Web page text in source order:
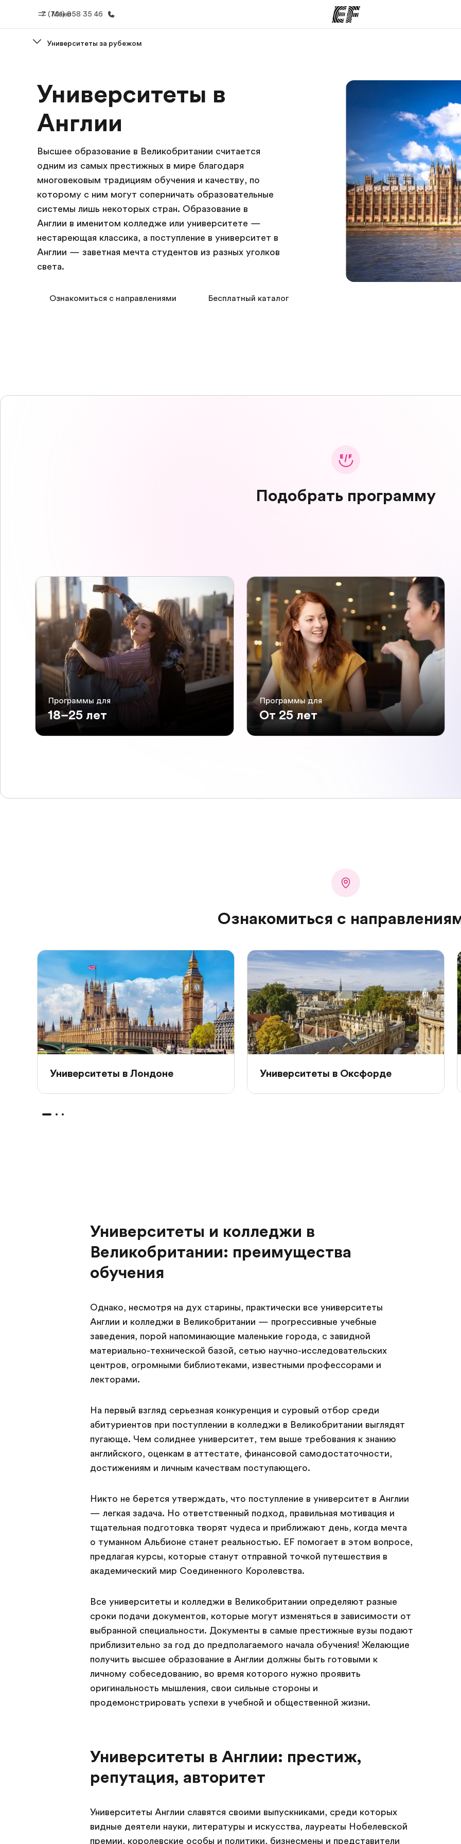
Меню
7 (701) 958 35 46
Добро пожаловать в EF
Все курсы и программы
EF
Найти ближайший офис
Университеты за рубежом
Университеты в
Англии
Высшее образование в Великобритании считается
одним из самых престижных в мире благодаря
многовековым традициям обучения и качеству, по
которому с ним могут соперничать образовательные
системы лишь некоторых стран. Образование в
Англии в именитом колледже или университете —
нестареющая классика, а поступление в университет в
Англии — заветная мечта студентов из разных уголков
света.
Ознакомиться с направлениями Бесплатный каталог
Подобрать программу
Программы для
18–25 лет
Программы для
От 25 лет
Ознакомиться с
Университеты в Лондоне Университеты в Оксфорде
Университеты и колледжи в
Великобритании: преимущества
обучения
Однако, несмотря на дух старины, практически все университеты
Англии и колледжи в Великобритании — прогрессивные учебные
заведения, порой напоминающие маленькие города, с завидной
материально-технической базой, сетью научно-исследовательских
центров, огромными библиотеками, известными профессорами и
лекторами.
На первый взгляд серьезная конкуренция и суровый отбор среди
абитуриентов при поступлении в колледжи в Великобритании выглядят
пугающе. Чем солиднее университет, тем выше требования к знанию
английского, оценкам в аттестате, финансовой самодостаточности,
достижениям и личным качествам поступающего.
Никто не берется утверждать, что поступление в университет в Англии
— легкая задача. Но ответственный подход, правильная мотивация и
тщательная подготовка творят чудеса и приближают день, когда мечта
о туманном Альбионе станет реальностью. EF помогает в этом вопросе,
предлагая курсы, которые станут отправной точкой путешествия в
академический мир Соединенного Королевства.
Все университеты и колледжи в Великобритании определяют разные
сроки подачи документов, которые могут изменяться в зависимости от
выбранной специальности. Документы в самые престижные вузы подают
приблизительно за год до предполагаемого начала обучения! Желающие
получить высшее образование в Англии должны быть готовыми к
личному собеседованию, во время которого нужно проявить
оригинальность мышления, свои сильные стороны и
продемонстрировать успехи в учебной и общественной жизни.
Университеты в Англии: престиж,
репутация, авторитет
Университеты Англии славятся своими выпускниками, среди которых
видные деятели науки, литературы и искусства, лауреаты Нобелевской
премии, королевские особы и политики, бизнесмены и представители